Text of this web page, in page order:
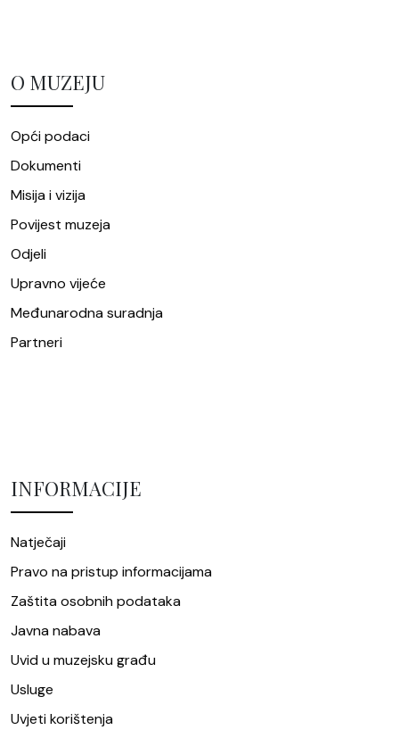
O MUZEJU
Opći podaci
Dokumenti
Misija i vizija
Povijest muzeja
Odjeli
Upravno vijeće
Međunarodna suradnja
Partneri
INFORMACIJE
Natječaji
Pravo na pristup informacijama
Zaštita osobnih podataka
Javna nabava
Uvid u muzejsku građu
Usluge
Uvjeti korištenja